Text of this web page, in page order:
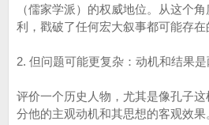
（儒家学派）的权威地位。从这个
利，戳破了任何宏大叙事都可能存在
2. 但问题可能更复杂：动机和结果
评价一个历史人物，尤其是像孔子
分他的主观动机和其思想的客观效果